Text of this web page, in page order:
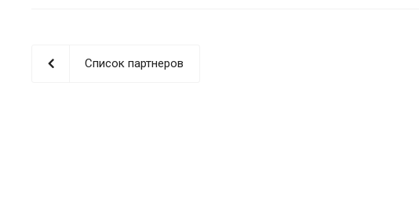
Список партнеров